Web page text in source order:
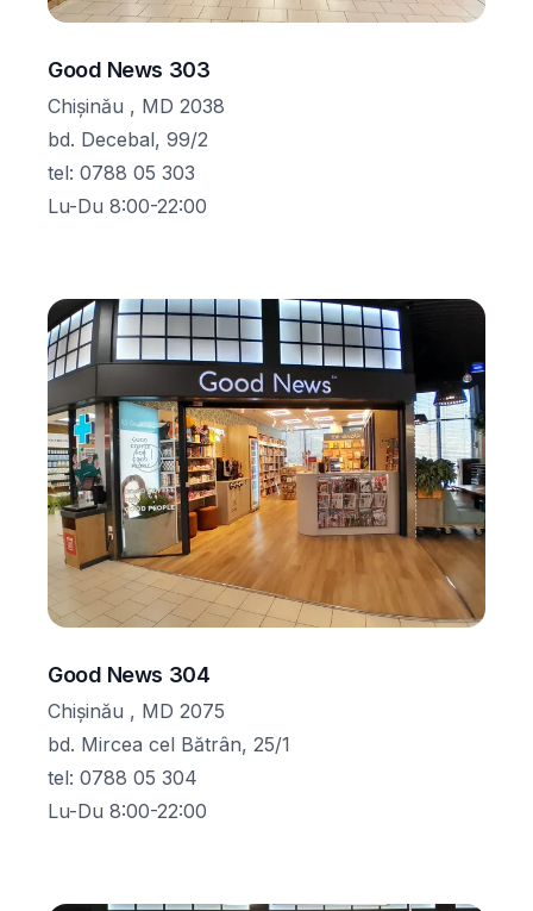
Good News 303
Chișinău , MD 2038
bd. Decebal, 99/2
tel: 0788 05 303
Lu-Du 8:00-22:00
Good News 304
Chișinău , MD 2075
bd. Mircea cel Bătrân, 25/1
tel: 0788 05 304
Lu-Du 8:00-22:00